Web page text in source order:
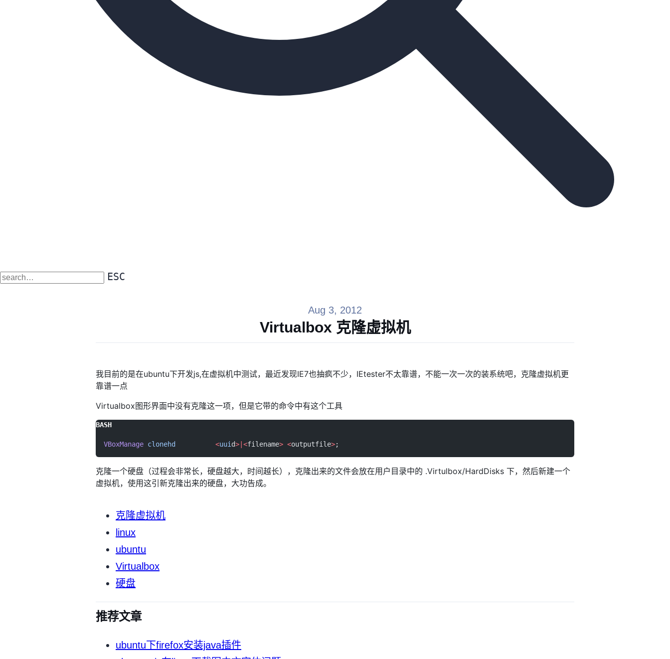
ESC
Aug 3, 2012
Virtualbox 克隆虚拟机
我目前的是在ubuntu下开发js,在虚拟机中测试，最近发现IE7也抽疯不少，IEtester不太靠谱，不能一次一次的装系统吧，克隆虚拟机更
靠谱一点
Virtualbox图形界面中没有克隆这一项，但是它带的命令中有这个工具
VBoxManage clonehd
          <
uui d>|<filename> <outputfile>;
克隆一个硬盘（过程会非常长，硬盘越大，时间越长），克隆出来的文件会放在用户目录中的 .Virtulbox/HardDisks 下，然后新建一个
虚拟机，使用这引新克隆出来的硬盘，大功告成。
克隆虚拟机
linux
ubuntu
Virtualbox
硬盘
推荐文章
ubuntu下firefox安装java插件